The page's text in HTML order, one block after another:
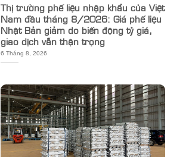
Thị trường phế liệu nhập khẩu của Việt
Nam đầu tháng 8/2026: Giá phế liệu
Nhật Bản giảm do biến động tỷ giá,
giao dịch vẫn thận trọng
6 Tháng 8, 2026